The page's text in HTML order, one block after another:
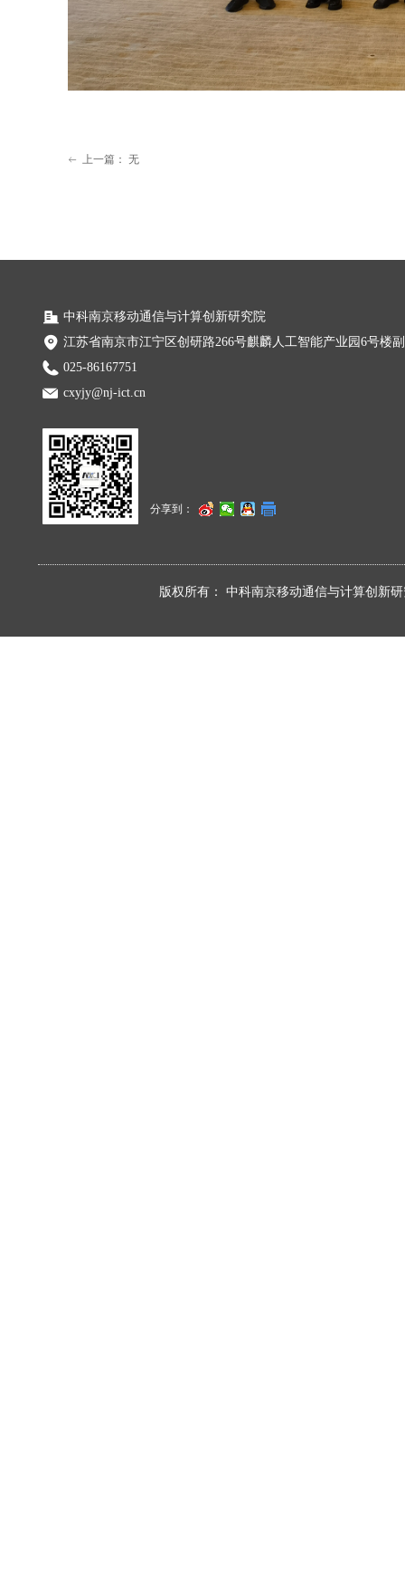
ꂃ 上一篇： 无
版权所有： 中科南京移动通信与计算创新
中科南京移动通信与计算创新研究院
江苏省南京市江宁区创研路266号麒麟人工智能产业园6号楼
025-86167751
cxyjy@nj-ict.cn
分享到：